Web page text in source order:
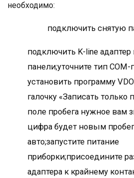
необходимо:
подключить снятую
подключить K-line
панели;уточните тип COM-
установить программу
галочку «Записать только
поле пробега нужное вам
цифра будет новым
авто;запустите питание
приборки;присоедините
адаптера к крайнему